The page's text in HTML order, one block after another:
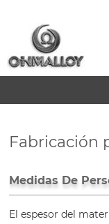
Fabricación
Medidas De
El espesor del